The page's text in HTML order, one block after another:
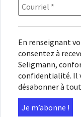
En renseignant
consentez à
Seligmann,
confidentialité. Il
désabonner à